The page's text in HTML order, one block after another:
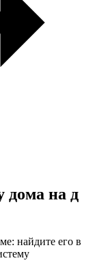
дома на д
найдите его в